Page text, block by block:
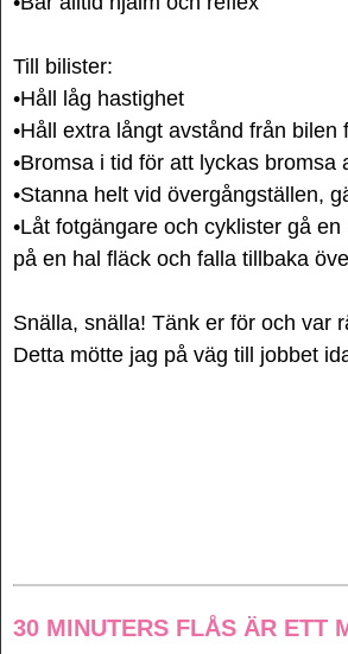
Till bilister:
•Håll låg hastighet
•Håll extra långt avstånd från bilen
•Bromsa i tid för att lyckas bromsa
•Stanna helt vid övergångställen,
•Låt fotgängare och cyklister gå
på en hal fläck och falla tillbaka
Snälla, snälla! Tänk er för och var
Detta mötte jag på väg till jobbet
30 MINUTERS FLÅS ÄR ETT